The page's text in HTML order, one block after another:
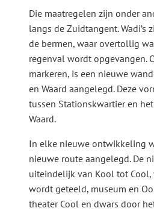
Die maatregelen zijn onder
langs de Zuidtangent.
de bermen, waar overtollig
regenval wordt opgevangen.
markeren, is een nieuwe
en Waard aangelegd. Deze
tussen Stationskwartier en
Waard.
In elke nieuwe ontwikkeling
nieuwe route aangelegd. De
uiteindelijk van Kool tot
wordt geteeld, museum en
theater Cool en dwars door